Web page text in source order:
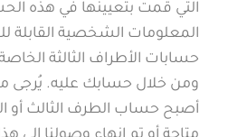
التي قمت بتعيينها في هذه
المعلومات الشخصية القابلة
حسابات الأطراف الثالثة
ومن خلال حسابك عليه. يُرجى
أصبح حساب الطرف الثالث أو